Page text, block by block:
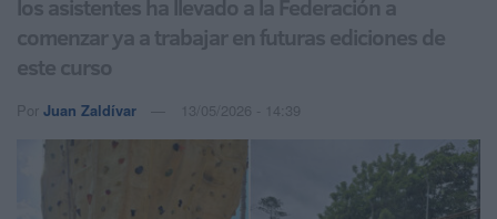
los asistentes ha llevado a la Federación a
comenzar ya a trabajar en futuras ediciones de
este curso
Por Juan Zaldívar 13/05/2026 - 14:39